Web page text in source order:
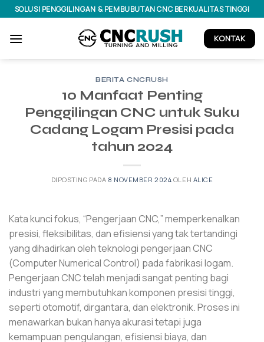
Lewati
ke
konten
SOLUSI PENGGILINGAN & PEMBUBUTAN CNC BERKUALITAS TINGGI
KONTAK
BERITA CNCRUSH
10 Manfaat Penting
Penggilingan CNC untuk Suku
Cadang Logam Presisi pada
tahun 2024
DIPOSTING PADA 8 NOVEMBER 2024 OLEH ALICE
Kata kunci fokus, “Pengerjaan CNC,” memperkenalkan
presisi, fleksibilitas, dan efisiensi yang tak tertandingi
yang dihadirkan oleh teknologi pengerjaan CNC
(Computer Numerical Control) pada fabrikasi logam.
Pengerjaan CNC telah menjadi sangat penting bagi
industri yang membutuhkan komponen presisi tinggi,
seperti otomotif, dirgantara, dan elektronik. Proses ini
menawarkan bukan hanya akurasi tetapi juga
kemampuan pengulangan, efisiensi biaya, dan